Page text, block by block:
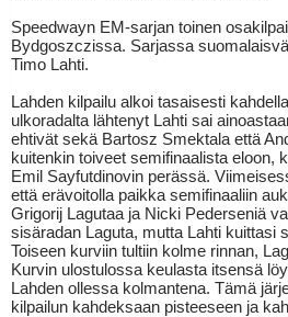
Speedwayn EM-sarjan toinen
Bydgoszczissa. Sarjassa
Timo Lahti.
Lahden kilpailu alkoi tasaisesti
ulkoradalta lähtenyt Lahti sai
ehtivät sekä Bartosz Smektala että
kuitenkin toiveet semifinaalista eloon,
Emil Sayfutdinovin perässä.
että erävoitolla paikka semifinaaliin
Grigorij Lagutaa ja Nicki Pederseniä
sisäradan Laguta, mutta Lahti
Toiseen kurviin tultiin kolme rinnan,
Kurvin ulostulossa keulasta itsensä
Lahden ollessa kolmantena. Tämä
kilpailun kahdeksaan pisteeseen ja